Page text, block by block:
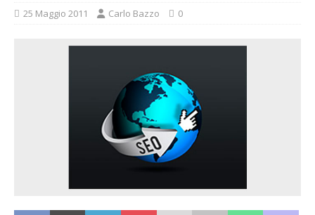
25 Maggio 2011 Carlo Bazzo 0